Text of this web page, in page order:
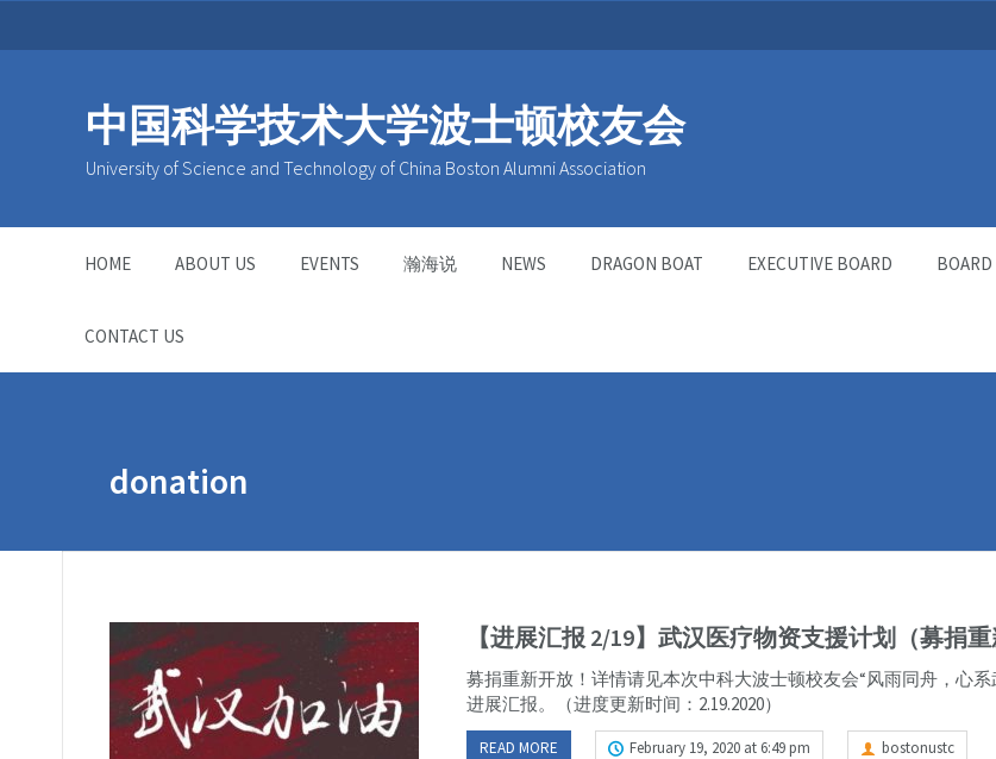
中国科学技术大学波士顿校友会
University of Science and Technology of China Boston Alumni Association
HOME ABOUT US EVENTS 瀚海说 NEWS DRAGON BOAT EXECUTIVE BOARD
CONTACT US
donation
【进展汇报 2/19】武汉医疗物资支援计划（募捐重
募捐重新开放！详情请见本次中科大波士顿校友会“风雨同舟，心系
进展汇报。（进度更新时间：2.19.2020）
READ MORE February 19, 2020 at 6:49 pm bostonustc